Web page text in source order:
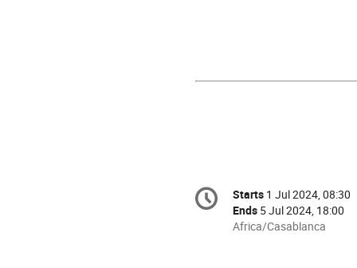
Conference
information
Date/Time
Starts 1 Jul 2024, 08:30
Ends 5 Jul 2024, 18:00
All
Africa/Casablanca